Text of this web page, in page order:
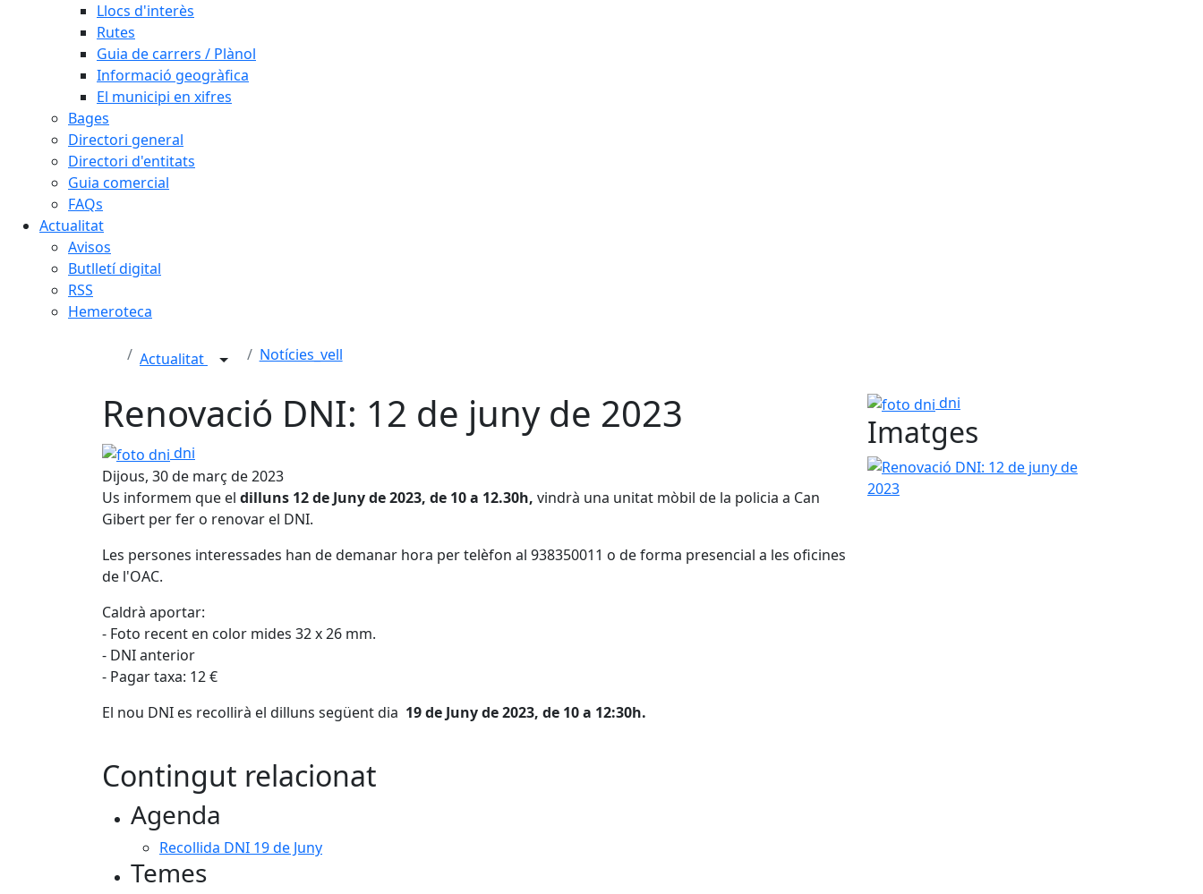
Llocs d'interès
Rutes
Guia de carrers / Plànol
Informació geogràfica
El municipi en xifres
Bages
Directori general
Directori d'entitats
Guia comercial
FAQs
Actualitat
Avisos
Butlletí digital
RSS
Hemeroteca
Actualitat Notícies_vell
Renovació DNI: 12 de juny de 2023
foto dni
dni
Dijous, 30 de març de 2023
Us informem que el dilluns 12 de Juny de 2023, de 10 a 12.30h, vindrà una unitat mòbil de la policia a Can
Gibert per fer o renovar el DNI.
Les persones interessades han de demanar hora per telèfon al 938350011 o de forma presencial a les oficines
de l'OAC.
Caldrà aportar:
- Foto recent en color mides 32 x 26 mm.
- DNI anterior
- Pagar taxa: 12 €
El nou DNI es recollirà el dilluns següent dia 19 de Juny de 2023, de 10 a 12:30h.
Contingut relacionat
Agenda
Recollida DNI 19 de Juny
Temes
foto dni dni
Imatges
Renovació DNI: 12 de juny de 2023